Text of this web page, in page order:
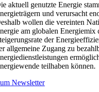
aktuell genutzte Energie
und verursacht
wollen die vereinten
am globalen
der
allgemeine Zugang zu
teilhaben können.
Newsletter